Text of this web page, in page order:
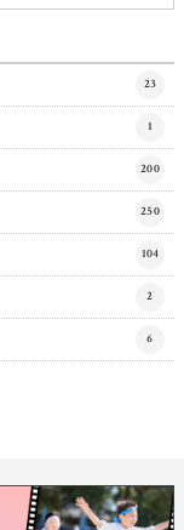
23
1
200
250
104
2
6